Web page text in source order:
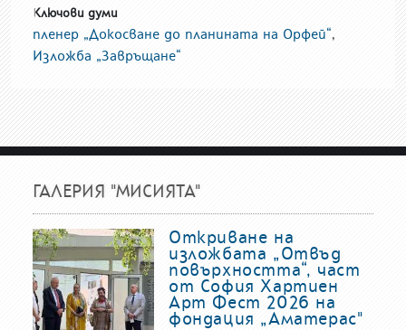
Ключови думи
пленер „Докосване до планината на Орфей“,
Изложба „Завръщане“
ГАЛЕРИЯ "МИСИЯТА"
Откриване на
изложбата „Отвъд
повърхността“, част
от София Хартиен
Арт Фест 2026 на
фондация „Аматерас"